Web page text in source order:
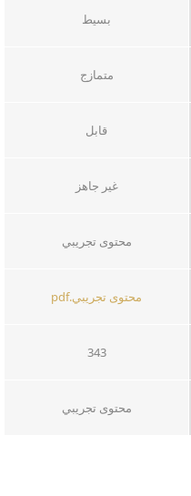
بسيط
متمازج
قابل
غير جاهز
محتوى تجريبي
محتوى تجريبي.pdf​
343
محتوى تجريبي